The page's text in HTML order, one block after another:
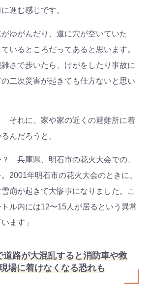
進む感じです。
がゆがんだり、道に穴が空いていた
いるところだってあると思います。
さで歩いたら、けがをしたり事故に
二次災害が起きても仕方ないと思い
それに、家や家の近くの避難所に着
んだろうと。
？ 兵庫県、明石市の花火大会での、
2001年明石市の花火大会のときに、
崩が起きて大惨事になりました。こ
ル内には12〜15人が居るという異常
ます」
道路が大混乱すると消防車や救
場に着けなくなる恐れも